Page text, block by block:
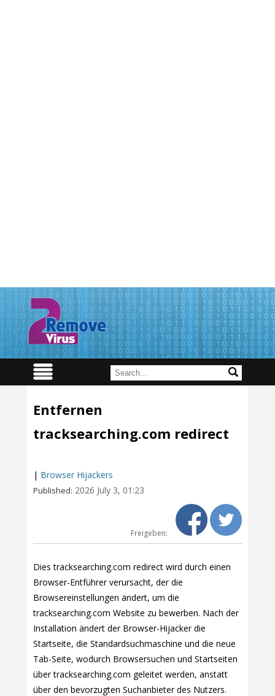
Entfernen
tracksearching.com redirect
| Browser Hijackers
Published: 2026 July 3, 01:23
Freigeben:
Dies tracksearching.com redirect wird durch einen
Browser-Entführer verursacht, der die
Browsereinstellungen ändert, um die
tracksearching.com Website zu bewerben. Nach der
Installation ändert der Browser-Hijacker die
Startseite, die Standardsuchmaschine und die neue
Tab-Seite, wodurch Browsersuchen und Startseiten
über tracksearching.com geleitet werden, anstatt
über den bevorzugten Suchanbieter des Nutzers.